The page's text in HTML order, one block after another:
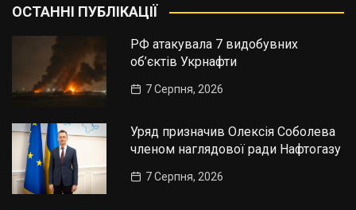
ОСТАННІ ПУБЛІКАЦІЇ
РФ атакувала 7 видобувних
об’єктів Укрнафти
7 Серпня, 2026
Уряд призначив Олексія Соболева
членом наглядової ради Нафтогазу
7 Серпня, 2026